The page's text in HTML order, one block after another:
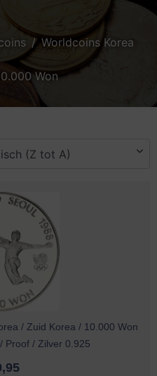
Worldcoins Korea
Won
/ Zuid Korea / 10.000 Won
Proof / Zilver 0.925